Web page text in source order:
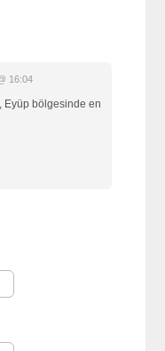
16:04
Eyüp bölgesinde en